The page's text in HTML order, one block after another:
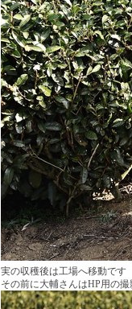
実の収穫後は工場へ移動です
その前に大輔さんはHP用の撮